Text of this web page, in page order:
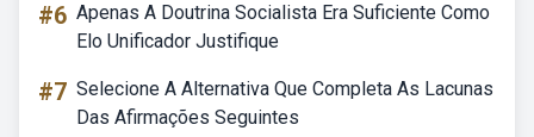
#6 Apenas A Doutrina Socialista Era Suficiente Como
Elo Unificador Justifique
#7 Selecione A Alternativa Que Completa As Lacunas
Das Afirmações Seguintes